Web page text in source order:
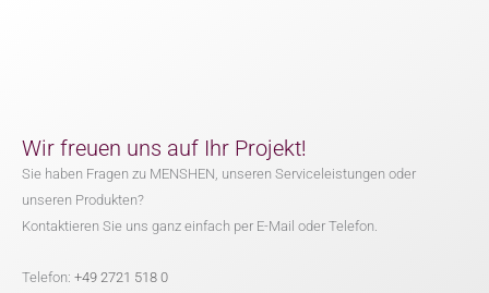
Wir freuen uns auf Ihr Projekt!
Sie haben Fragen zu MENSHEN, unseren Serviceleistungen oder
unseren Produkten?
Kontaktieren Sie uns ganz einfach per E-Mail oder Telefon.
Telefon: +49 2721 518 0